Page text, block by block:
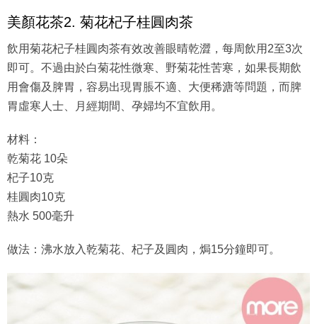
美顏花茶2. 菊花杞子桂圓肉茶
飲用菊花杞子桂圓肉茶有效改善眼晴乾澀，每周飲用2至3次
即可。不過由於白菊花性微寒、野菊花性苦寒，如果長期飲
用會傷及脾胃，容易出現胃脹不適、大便稀溏等問題，而脾
胃虛寒人士、月經期間、孕婦均不宜飲用。
材料：
乾菊花 10朵
杞子10克
桂圓肉10克
熱水 500毫升
做法：沸水放入乾菊花、杞子及圓肉，焗15分鐘即可。